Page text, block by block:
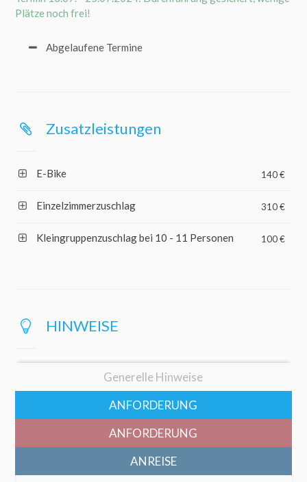
Plätze noch frei!
Abgelaufene Termine
Zusatzleistungen
E-Bike 140 €
Einzelzimmerzuschlag 310 €
Kleingruppenzuschlag bei 10 - 11 Personen 100 €
HINWEISE
Generelle Hinweise
ANFORDERUNG
ANFORDERUNG
ANREISE